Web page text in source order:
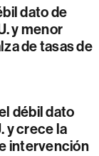
dato de
y menor
de tasas de
débil dato
y crece la
intervención